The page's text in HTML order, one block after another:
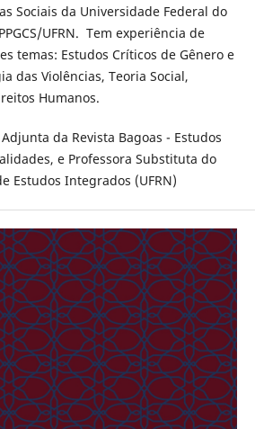
Sociais da Universidade Federal do
UFRN. Tem experiência de
temas: Estudos Críticos de Gênero e
das Violências, Teoria Social,
Humanos.
da Revista Bagoas - Estudos
e Professora Substituta do
Estudos Integrados (UFRN)